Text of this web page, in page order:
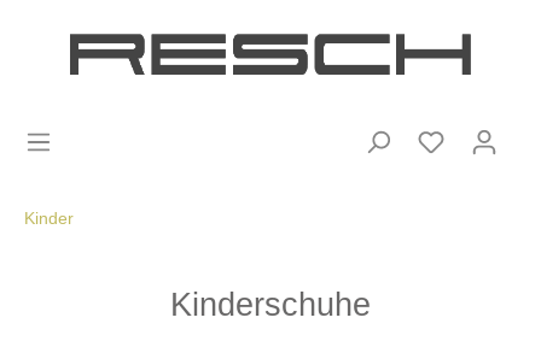
Kinder
Kinderschuhe